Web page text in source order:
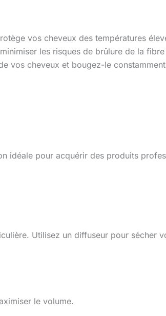
vos cheveux des températures
les risques de brûlure de la
vos cheveux et bougez-le
idéale pour acquérir des produits
Utilisez un diffuseur pour sécher
le volume.